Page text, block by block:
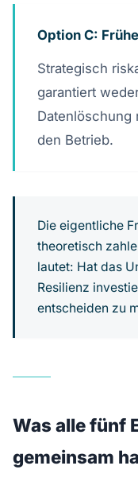
Option C:
Strategisch
garantiert
Datenlöschung
den Betrieb.
Die eigentliche
theoretisch
lautet: Hat das
Resilienz
entscheiden zu
Was alle fünf
gemeinsam